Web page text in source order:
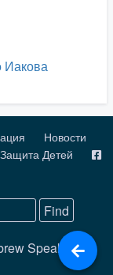
Иакова
Новости
Защита Детей
Speaking